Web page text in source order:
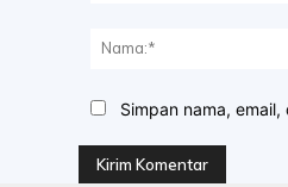
Simpan nama,